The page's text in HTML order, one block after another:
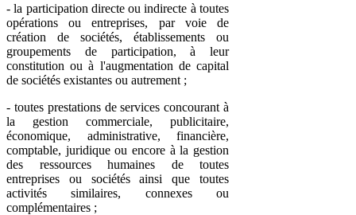
- la participation directe ou indirecte à toutes
opérations ou entreprises, par voie de
création de sociétés, établissements ou
groupements de participation, à leur
constitution ou à l'augmentation de capital
de sociétés existantes ou autrement ;
- toutes prestations de services concourant à
la gestion commerciale, publicitaire,
économique, administrative, financière,
comptable, juridique ou encore à la gestion
des ressources humaines de toutes
entreprises ou sociétés ainsi que toutes
activités similaires, connexes ou
complémentaires ;